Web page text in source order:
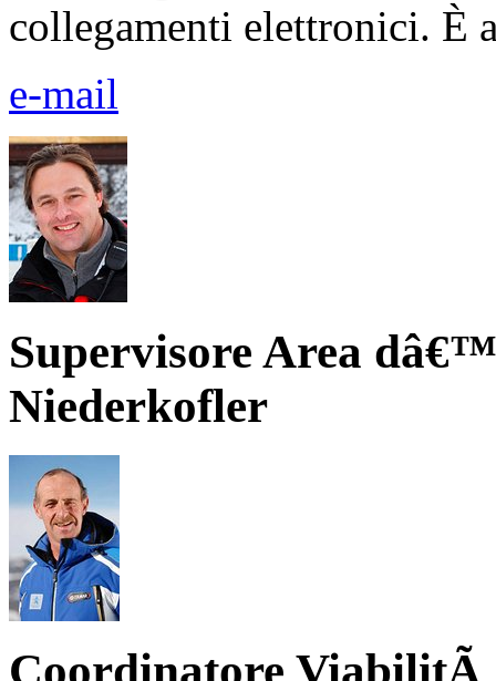
collegamenti elettronici. È
e-mail
Supervisore Area
Niederkofler
Coordinatore ViabilitÃ